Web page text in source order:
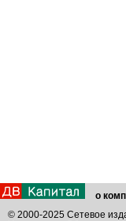
о
© 2000-2025 Сетевое